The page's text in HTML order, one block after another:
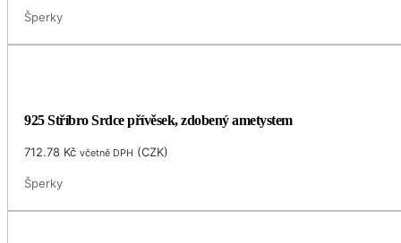
Šperky
925 Stříbro Srdce přívěsek, zdobený ametystem
712.78 Kč včetně DPH (CZK)
Šperky